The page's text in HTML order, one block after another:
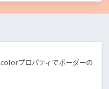
プロパティでボーダーの